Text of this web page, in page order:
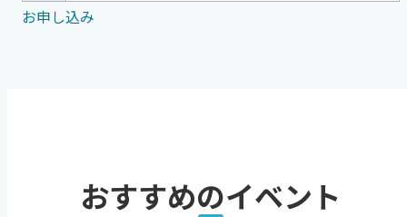
お申し込み
おすすめのイベント